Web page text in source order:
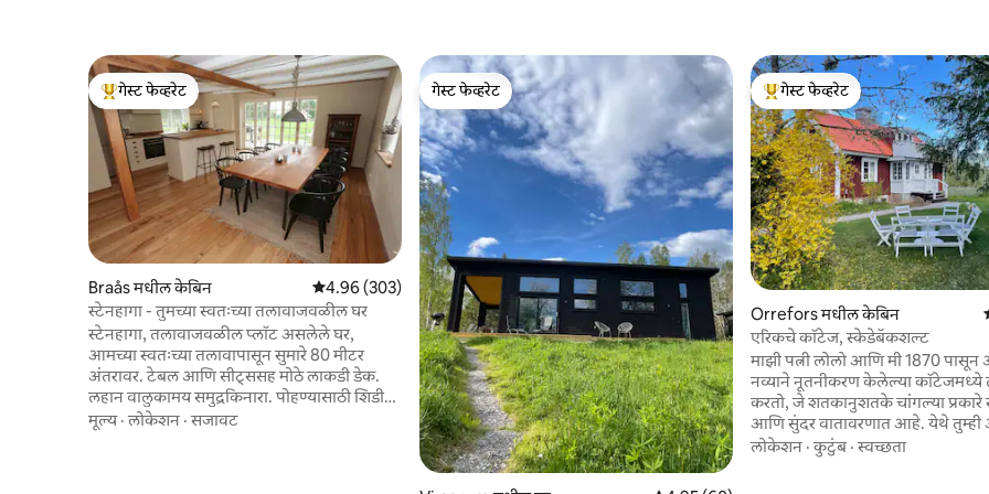
टॉप गेस्ट फेव्हरेट
गेस्ट फेव्हरेट
Braås मधील केबिन 5 पैकी 4.96 सरासरी रेटिंग, 303 रिव्ह्यूज
4.96 (303)
स्टेनहागा - तुमच्या स्वतःच्या तलावाजवळील घर
स्टेनहागा, तलावाजवळील प्लॉट असलेले घर,
आमच्या स्वतःच्या तलावापासून सुमारे 80 मीटर
अंतरावर. टेबल आणि सीट्ससह मोठे लाकडी डेक.
लहान वालुकामय समुद्रकिनारा. पोहण्यासाठी शिडी
असलेले तरंगते डॉक. हे घर Smedstugan च्या
जवळ आहे, आम्ही येथे Airbnb वर भाड्याने घेतलेले
मूल्य·लोकेशन ·सजावट
गेस्ट फेव्हरेट
गेस्ट फेव्हरेट
टॉप गेस्ट फेव्हरेट
गेस्ट फेव्हरेट
Orrefors मधील केबिन
एरिकचे कॉटेज, स्केडेबॅकशल्ट
माझी पत्नी लोलो आणि मी 1870
नव्याने नूतनीकरण केलेल्या कॉटेजमध्ये
करतो, जे शतकानुशतके चांगल्या प्रकारे
आणि सुंदर वातावरणात आहे. येथे
शकता आणि आनंद घेऊ शकता - शांत
तुम्हाला बार्बेक्यूज आणि स्विंगसह
लोकेशन ·कुटुंब·स्वच्छता